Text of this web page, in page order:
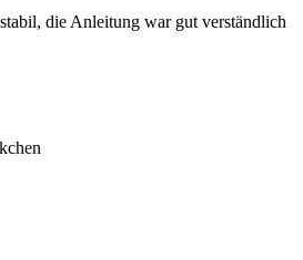
die Anleitung war gut verständlich